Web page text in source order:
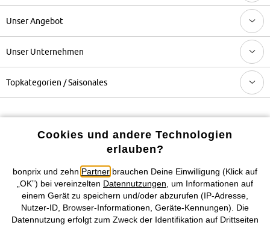
Unser Angebot
Unser Unternehmen
Topkategorien / Saisonales
Preisangaben inkl. gesetzl. MwSt. und zzgl.Service- &
Versandkosten
AGB Datenschutz Cookie-Einstellungen Impressum
Cookies und andere Technologien
erlauben?
bonprix und zehn Partner brauchen Deine Einwilligung (Klick auf
„OK”) bei vereinzelten Datennutzungen , um Informationen auf
einem Gerät zu speichern und/oder abzurufen (IP-Adresse,
Nutzer-ID, Browser-Informationen, Geräte-Kennungen). Die
Datennutzung erfolgt zum Zweck der Identifikation auf Drittseiten